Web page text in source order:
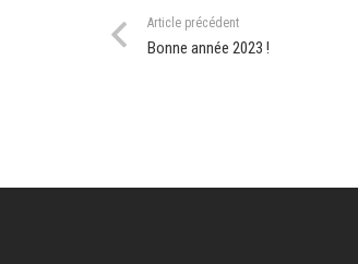
Article précédent
Bonne année 2023 !